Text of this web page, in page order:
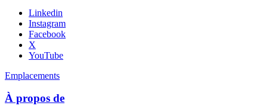
Linkedin
Instagram
Facebook
X
YouTube
Emplacements
À propos de